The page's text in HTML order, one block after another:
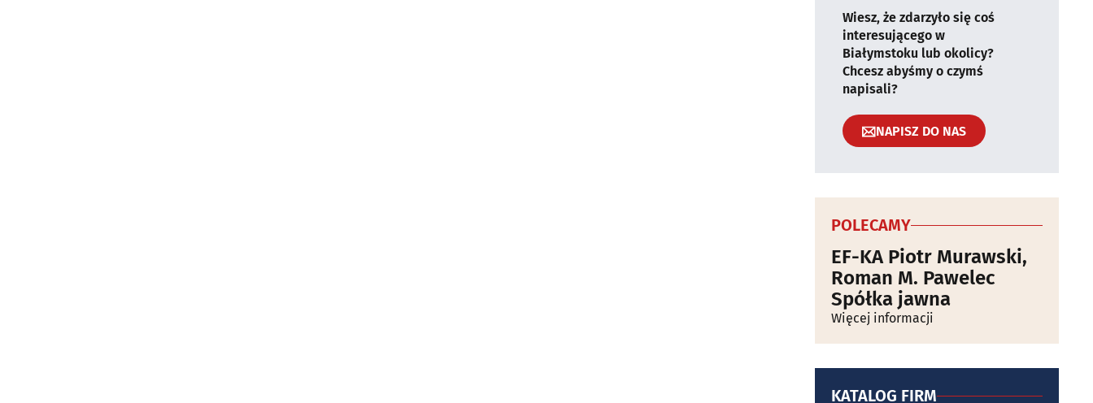
Wiesz, że zdarzyło się coś
interesującego w
Białymstoku lub okolicy?
Chcesz abyśmy o czymś
napisali?
NAPISZ DO NAS
POLECAMY
EF-KA Piotr Murawski,
Roman M. Pawelec
Spółka jawna
Więcej informacji
KATALOG FIRM